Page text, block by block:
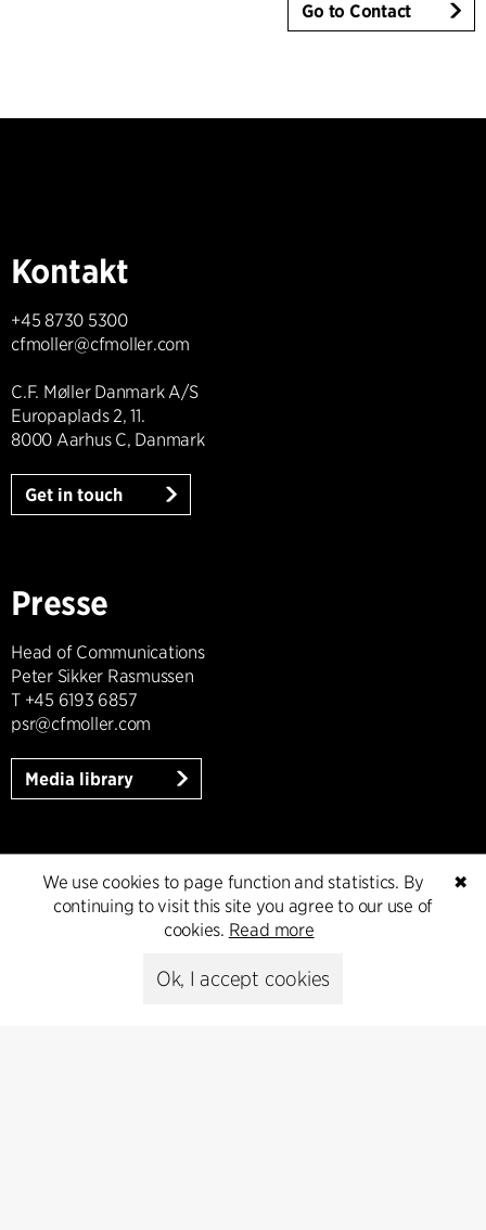
Go to Contact
Kontakt
+45 8730 5300
cfmoller@cfmoller.com
C.F. Møller Danmark A/S
Europaplads 2, 11.
8000 Aarhus C, Danmark
Get in touch
Presse
Head of Communications
Peter Sikker Rasmussen
T +45 6193 6857
psr@cfmoller.com
Media library
Subscribe
Subscribe to our newsletter and get
✖
We use cookies to page function and statistics. By
continuing to visit this site you agree to our use of
cookies. Read more
Ok, I accept cookies